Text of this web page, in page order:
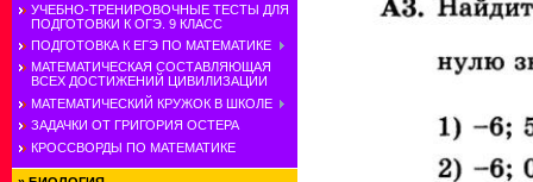
УЧЕБНО-ТРЕНИРОВОЧНЫЕ ТЕСТЫ ДЛЯ
ПОДГОТОВКИ К ОГЭ. 9 КЛАСС
ПОДГОТОВКА К ЕГЭ ПО МАТЕМАТИКЕ
МАТЕМАТИЧЕСКАЯ СОСТАВЛЯЮЩАЯ
ВСЕХ ДОСТИЖЕНИЙ ЦИВИЛИЗАЦИИ
МАТЕМАТИЧЕСКИЙ КРУЖОК В ШКОЛЕ
ЗАДАЧКИ ОТ ГРИГОРИЯ ОСТЕРА
КРОССВОРДЫ ПО МАТЕМАТИКЕ